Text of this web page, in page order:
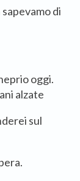
di
oggi.
alzate
sul